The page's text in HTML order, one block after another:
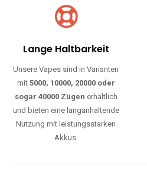
Lange Haltbarkeit
Unsere Vapes sind in Varianten
mit 5000, 10000, 20000 oder
sogar 40000 Zügen erhältlich
und bieten eine langanhaltende
Nutzung mit leistungsstarken
Akkus.